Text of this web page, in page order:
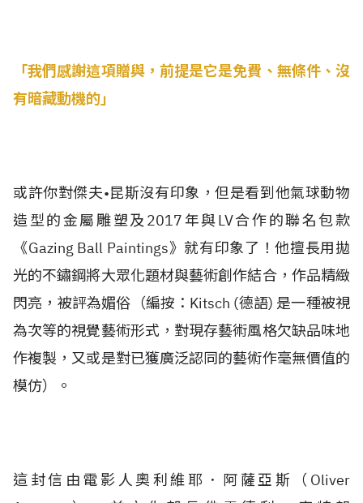
「我們感謝這項贈與，前提是它是免費、無條件、沒
有暗藏動機的」
或許你對傑夫•昆斯沒有印象，但是看到他氣球動物
造型的金屬雕塑及2017年與LV合作的聯名包款
《Gazing Ball Paintings》就有印象了！他擅長用拋
光的不鏽鋼將大眾化題材與藝術創作結合，作品精緻
閃亮，被評為媚俗（編按：Kitsch (德語) 是一種被視
為次等的視覺藝術形式，對現存藝術風格欠缺品味地
作複製，又或是對已獲廣泛認同的藝術作毫無價值的
模仿）。
這封信由電影人奧利維耶．阿薩亞斯（Oliver